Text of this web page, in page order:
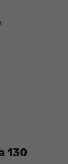
130